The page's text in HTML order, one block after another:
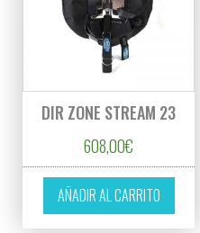
DIR ZONE STREAM 23
608,00€
AÑADIR AL CARRITO